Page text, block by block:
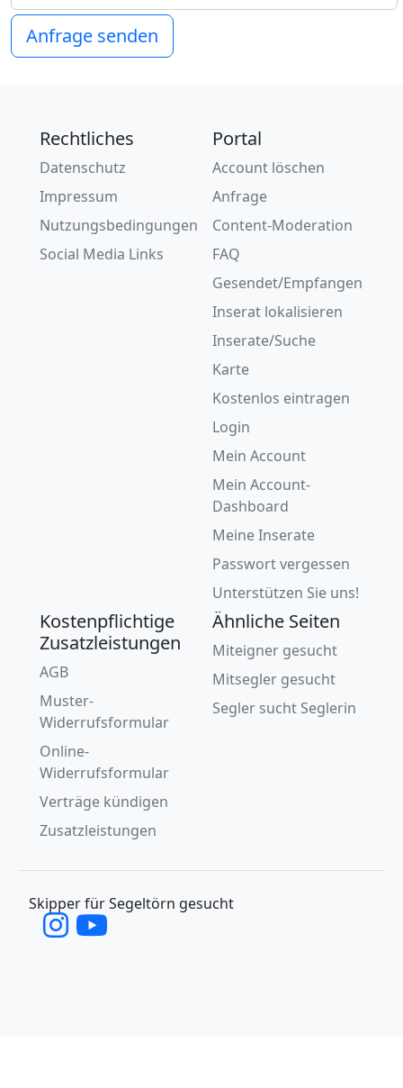
Anfrage senden
Rechtliches
Datenschutz
Impressum
Nutzungsbedingungen
Social Media Links
Portal
Account löschen
Anfrage
Content-Moderation
FAQ
Gesendet/Empfangen
Inserat lokalisieren
Inserate/Suche
Karte
Kostenlos eintragen
Login
Mein Account
Mein Account-
Dashboard
Meine Inserate
Passwort vergessen
Unterstützen Sie uns!
Kostenpflichtige
Zusatzleistungen
AGB
Muster-
Widerrufsformular
Online-
Widerrufsformular
Verträge kündigen
Zusatzleistungen
Ähnliche Seiten
Miteigner gesucht
Mitsegler gesucht
Segler sucht Seglerin
Skipper für Segeltörn gesucht